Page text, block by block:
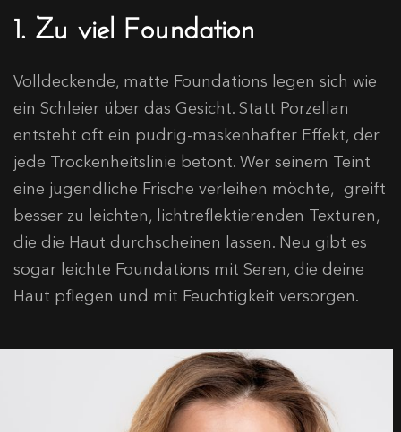
1. Zu viel Foundation
Volldeckende, matte Foundations legen sich wie
ein Schleier über das Gesicht. Statt Porzellan
entsteht oft ein pudrig-maskenhafter Effekt, der
jede Trockenheitslinie betont. Wer seinem Teint
eine jugendliche Frische verleihen möchte, greift
besser zu leichten, lichtreflektierenden Texturen,
die die Haut durchscheinen lassen. Neu gibt es
sogar leichte Foundations mit Seren, die deine
Haut pflegen und mit Feuchtigkeit versorgen.